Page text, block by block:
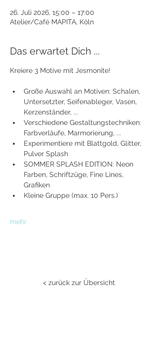
26. Juli 2026, 15:00 – 17:00
Atelier/Café MAPITA, Köln
Das erwartet Dich ...
Kreiere 3 Motive mit Jesmonite!
Große Auswahl an Motiven: Schalen,
Untersetzter, Seifenableger, Vasen,
Kerzenständer, ...
Verschiedene Gestaltungstechniken:
Farbverläufe, Marmorierung, ...
Experimentiere mit Blattgold, Glitter,
Pulver Splash
SOMMER SPLASH EDITION: Neon
Farben, Schriftzüge, Fine Lines,
Grafiken
Kleine Gruppe (max. 10 Pers.)
mehr
< zurück zur Übersicht